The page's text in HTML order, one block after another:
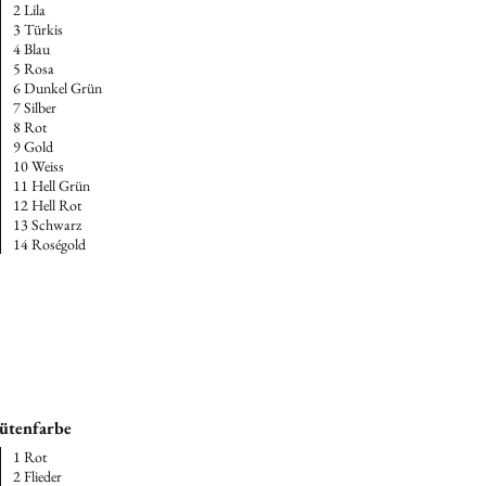
2 Lila
3 Türkis
4 Blau
5 Rosa
6 Dunkel Grün
7 Silber
8 Rot
9 Gold
10 Weiss
11 Hell Grün
12 Hell Rot
13 Schwarz
14 Roségold
1 Rot
2 Flieder